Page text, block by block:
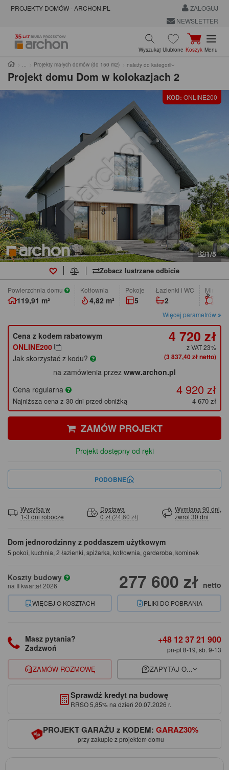
PROJEKTY DOMÓW - ARCHON.PL
ZALOGUJ
NEWSLETTER
Wyszukaj Ulubione Koszyk Menu
Projekty małych domów (do 150 m2) należy do kategorii
Projekt domu Dom w kolokazjach 2
KOD: ONLINE200
1/5
Zobacz lustrzane odbicie
Powierzchnia domu
119,91 m²
Kotłownia
4,82 m²
pokoje
5
łazienki i WC
2
Min.
Więcej parametrów
Dom jednorodzinny z poddaszem użytkowym
5 pokoi, kuchnia, 2 łazienki, spiżarka, kotłownia, garderoba, kominek
Koszty budowy
na II kwartał 2026 277 600 zł netto
WIĘCEJ O KOSZTACH PLIKI DO POBRANIA
Cena z kodem rabatowym
ONLINE200
Jak skorzystać z kodu?
4 720 zł
z VAT 23%
(3 837,40 zł netto)
na zamówienia przez www.archon.pl
Cena regularna
4 920 zł
Najniższa cena z 30 dni przed obniżką 4 670 zł
ZAMÓW PROJEKT
Projekt dostępny od ręki
PODOBNE
Wysyłka w
1-3 dni robocze
Dostawa
0 zł (24,60 zł)
Wymiana 90 dni,
zwrot 30 dni
Masz pytania?
Zadzwoń
+48 12 37 21 900
pn-pt 8-19, sb. 9-13
ZAMÓW ROZMOWĘ ZAPYTAJ O...
Sprawdź kredyt na budowę
RRSO 5,85% na dzień 20.07.2026 r.
PROJEKT GARAŻU z KODEM: GARAZ30%
przy zakupie z projektem domu